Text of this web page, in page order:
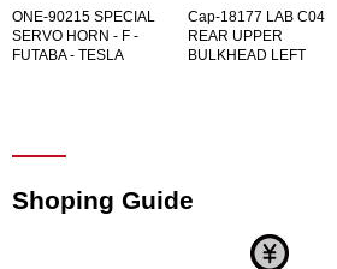
ONE-90215 SPECIAL
SERVO HORN - F -
FUTABA - TESLA
Cap-18177 LAB C04
REAR UPPER
BULKHEAD LEFT
Shoping Guide